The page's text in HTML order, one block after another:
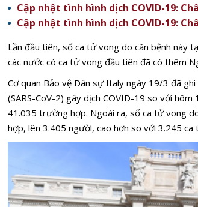
Cập nhật tình hình dịch COVID-19:
Cập nhật tình hình dịch COVID-19:
Lần đầu tiên, số ca tử vong do căn bệnh này
các nước có ca tử vong đầu tiên đã có thêm
Cơ quan Bảo vệ Dân sự Italy ngày 19/3 đã
(SARS-CoV-2) gây dịch COVID-19 so với
41.035 trường hợp. Ngoài ra, số ca tử vong
hợp, lên 3.405 người, cao hơn so với 3.245 ca